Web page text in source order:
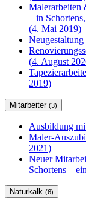
Malerarbeiten
– in
(4. Mai 2019)
(4. August
2019)
Mitarbeiter (3)
Ausbildung
Maler-
2021)
Neuer
Schortens –
Naturkalk (6)